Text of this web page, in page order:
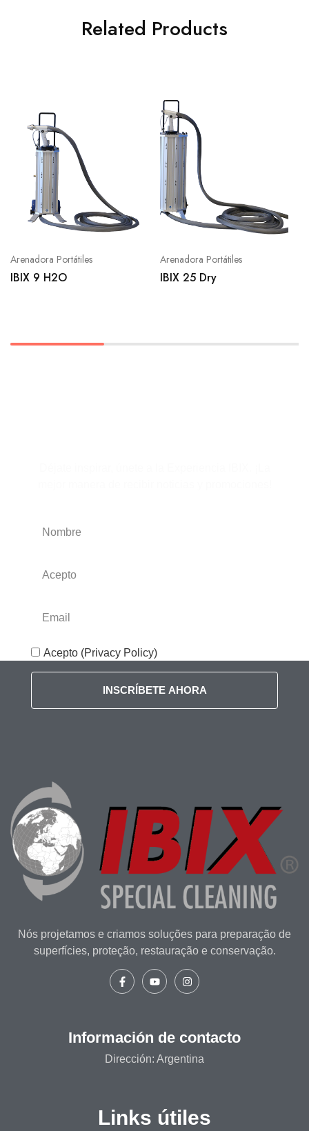
Related Products
Arenadora Portátiles
IBIX 9 H2O
Arenadora Portátiles
IBIX 25 Dry
Acepto (Privacy Policy)
INSCRÍBETE AHORA
Nós projetamos e criamos soluções para preparação de
superfícies, proteção, restauração e conservação.
Información de contacto
Dirección: Argentina
Links útiles